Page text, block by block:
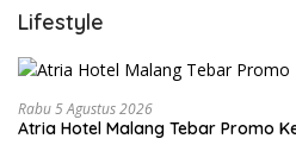
Lifestyle
Rabu 5 Agustus 2026
Atria Hotel Malang Tebar Promo